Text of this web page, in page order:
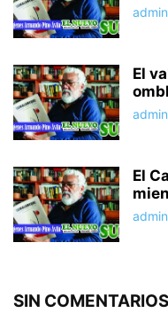
admin
El
admin
El
admin
SIN COMENTARIOS